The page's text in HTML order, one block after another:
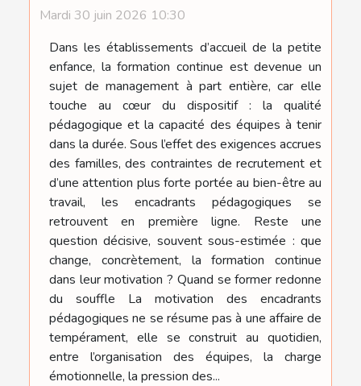
Mardi 30 juin 2026 10:30
Dans les établissements d’accueil de la petite
enfance, la formation continue est devenue un
sujet de management à part entière, car elle
touche au cœur du dispositif : la qualité
pédagogique et la capacité des équipes à tenir
dans la durée. Sous l’effet des exigences accrues
des familles, des contraintes de recrutement et
d’une attention plus forte portée au bien-être au
travail, les encadrants pédagogiques se
retrouvent en première ligne. Reste une
question décisive, souvent sous-estimée : que
change, concrètement, la formation continue
dans leur motivation ? Quand se former redonne
du souffle La motivation des encadrants
pédagogiques ne se résume pas à une affaire de
tempérament, elle se construit au quotidien,
entre l’organisation des équipes, la charge
émotionnelle, la pression des...